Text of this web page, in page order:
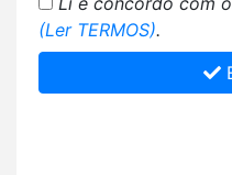
(Ler TERMOS).